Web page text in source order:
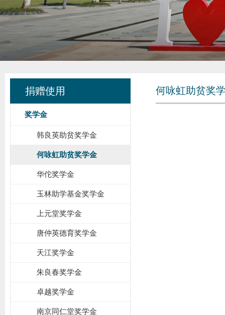
捐赠使用
奖学金
韩良英助贫奖学金
何咏虹助贫奖学金
华佗奖学金
玉林助学基金奖学金
上元堂奖学金
唐仲英德育奖学金
天江奖学金
朱良春奖学金
卓越奖学金
南京同仁堂奖学金
何咏虹助贫奖